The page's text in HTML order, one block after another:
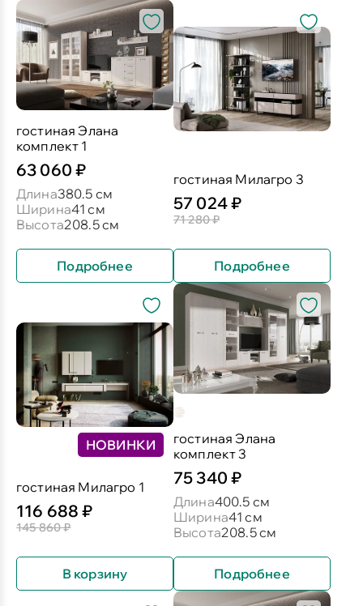
гостиная Элана
комплект 1
63 060 ₽
Длина380.5 см
Ширина41 см
Высота208.5 см
Подробнее
гостиная Милагро 3
57 024 ₽
71 280 ₽
Подробнее
НОВИНКИ
гостиная Милагро 1
116 688 ₽
145 860 ₽
В корзину
гостиная Элана
комплект 3
75 340 ₽
Длина400.5 см
Ширина41 см
Высота208.5 см
Подробнее